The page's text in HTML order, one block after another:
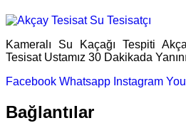
Kameralı Su Kaçağı Tespiti
Tesisat Ustamız 30 Dakikada
Facebook Whatsapp Instagram
Bağlantılar